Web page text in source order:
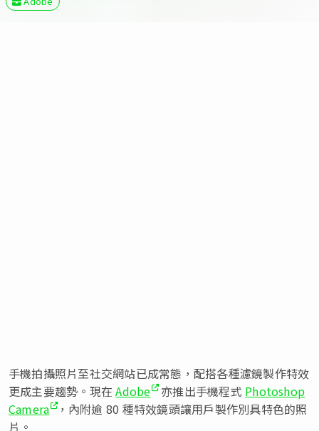
手機拍攝照片至社交網站已成常態，配搭各種濾鏡製作特效
更成主要趨勢。現在Adobe 亦推出手機程式 Photoshop
Camera ，內附逾 80 種特效鏡頭讓用戶製作別具特色的照
片。